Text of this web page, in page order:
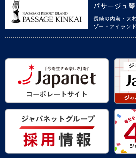
パサージュ
長崎の内海・大
ゾートアイランド